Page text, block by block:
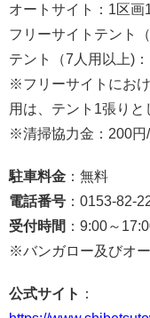
オートサイト：1区画
フリーサイトテント
テント（7人用以上)
※フリーサイトにお
用は、テント1張りと
※清掃協力金：200円/
駐車料金 ：無料
電話番号 ：0153-82-
受付時間 ：9:00～
※バンガロー及びオ
公式サイト ：